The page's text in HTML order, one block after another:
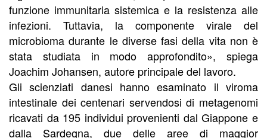
funzione immunitaria sistemica e la resistenza alle
infezioni. Tuttavia, la componente virale del
microbioma durante le diverse fasi della vita non è
stata studiata in modo approfondito», spiega
Joachim Johansen, autore principale del lavoro.
Gli scienziati danesi hanno esaminato il viroma
intestinale dei centenari servendosi di metagenomi
ricavati da 195 individui provenienti dal Giappone e
dalla Sardegna, due delle aree di maggior